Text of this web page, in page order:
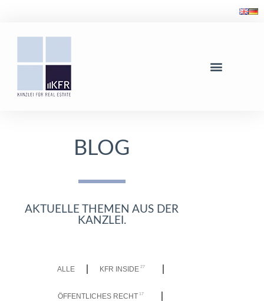
BLOG
AKTUELLE THEMEN AUS DER
KANZLEI.
ALLE KFR INSIDE 27
ÖFFENTLICHES RECHT 17